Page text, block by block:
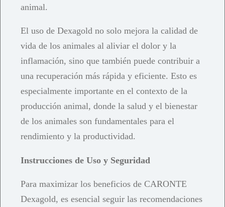
animal.
El uso de Dexagold no solo mejora la calidad de
vida de los animales al aliviar el dolor y la
inflamación, sino que también puede contribuir a
una recuperación más rápida y eficiente. Esto es
especialmente importante en el contexto de la
producción animal, donde la salud y el bienestar
de los animales son fundamentales para el
rendimiento y la productividad.
Instrucciones de Uso y Seguridad
Para maximizar los beneficios de CARONTE
Dexagold, es esencial seguir las recomendaciones